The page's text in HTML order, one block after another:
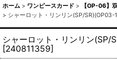
ホーム > ワンピースカード >
【OP-06】
> シャーロット・リンリン(SP/SR)(OP03-
シャーロット・リンリン(SP/
[240811359]